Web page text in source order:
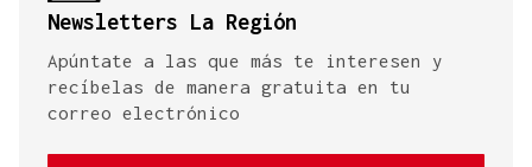
Newsletters La Región
Apúntate a las que más te interesen y
recíbelas de manera gratuita en tu
correo electrónico